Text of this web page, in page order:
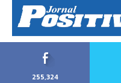
255,324